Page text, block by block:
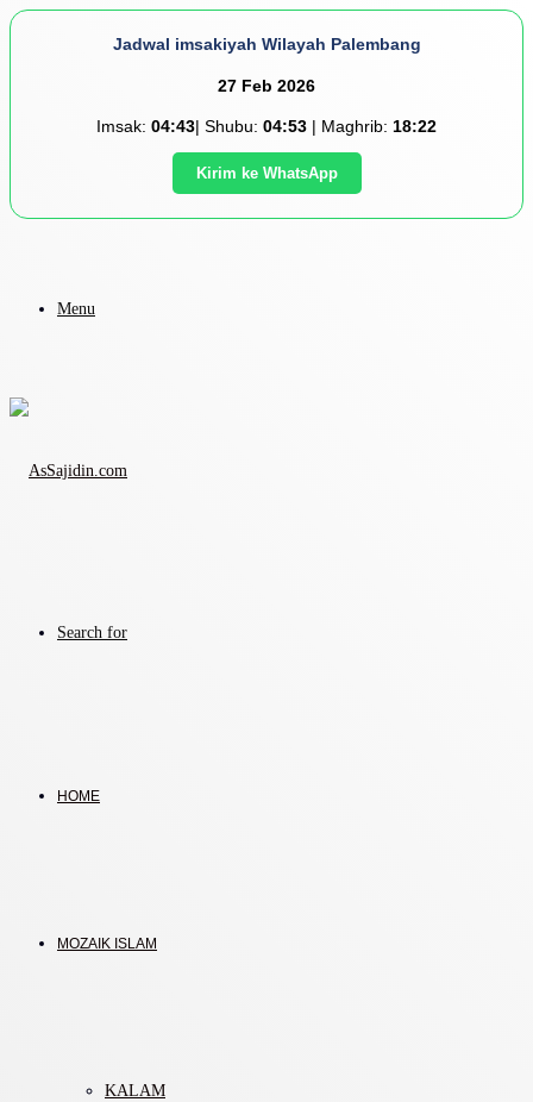
Jadwal imsakiyah Wilayah Palembang
27 Feb 2026
Imsak: 04:43| Shubu: 04:53 | Maghrib: 18:22
Kirim ke WhatsApp
Menu
Search for
HOME
MOZAIK ISLAM
KALAM